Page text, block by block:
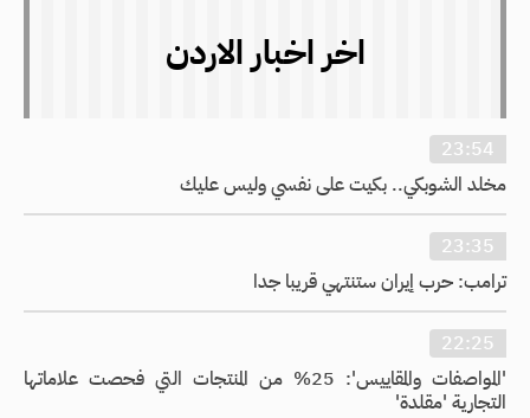
اخر اخبار الاردن
23:54
مخلد الشوبكي.. بكيت على نفسي وليس عليك
23:35
ترامب: حرب إيران ستنتهي قريبا جدا
22:25
'المواصفات والمقاييس': 25% من المنتجات التي فحصت علاماتها
التجارية 'مقلدة'